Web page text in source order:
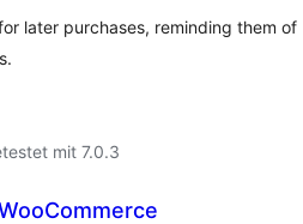
later purchases, reminding them of
mit 7.0.3